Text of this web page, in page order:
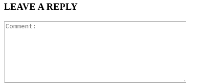
LEAVE A REPLY